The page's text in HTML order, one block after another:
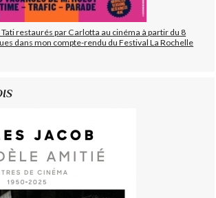
restaurés par Carlotta au cinéma à partir du 8
dans mon compte-rendu du Festival La Rochelle